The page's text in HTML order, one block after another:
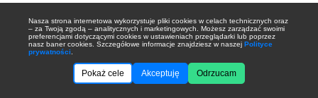
Nasza strona internetowa wykorzystuje pliki cookies w celach technicznych oraz
– za Twoją zgodą – analitycznych i marketingowych. Możesz zarządzać swoimi
preferencjami dotyczącymi cookies w ustawieniach przeglądarki lub poprzez
nasz baner cookies. Szczegółowe informacje znajdziesz w naszej Polityce
prywatności
Pokaż cele Akceptuję Odrzucam